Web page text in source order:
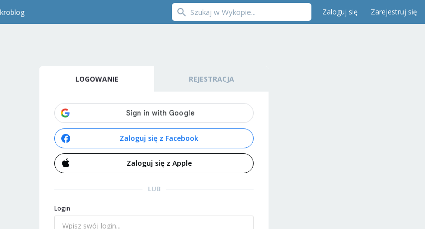
Zaloguj się Zarejestruj się
LOGOWANIE REJESTRACJA
Zaloguj się z Facebook
Zaloguj się z Apple
LUB
Login